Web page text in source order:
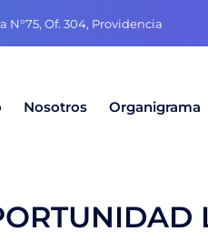
N°75, Of. 304, Providencia
Nosotros Organigrama